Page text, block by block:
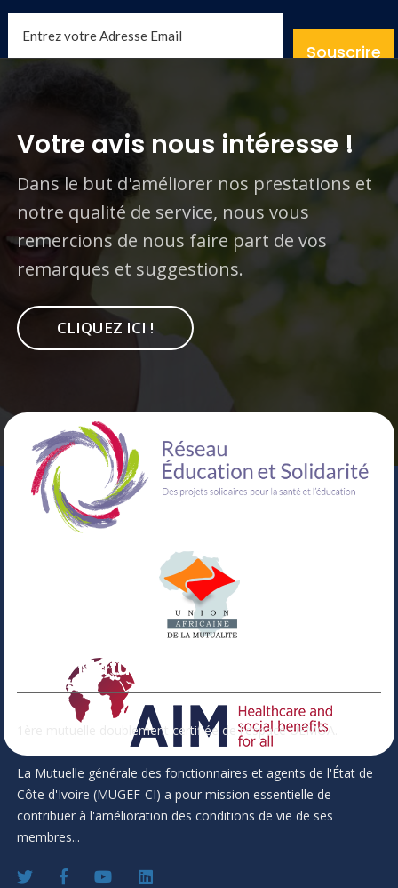
Souscrire
Votre avis nous intéresse !
Dans le but d'améliorer nos prestations et
notre qualité de service, nous vous
remercions de nous faire part de vos
remarques et suggestions.
CLIQUEZ ICI !
Votre Mutuelle
1ère mutuelle doublement certifiée de l'espace UEMOA.
La Mutuelle générale des fonctionnaires et agents de l'État de
Côte d'Ivoire (MUGEF-CI) a pour mission essentielle de
contribuer à l'amélioration des conditions de vie de ses
membres...